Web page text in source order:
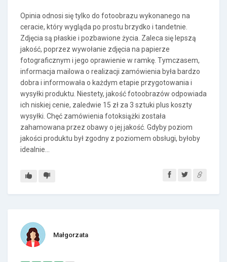
Opinia odnosi się tylko do fotoobrazu wykonanego na
ceracie, który wygląda po prostu brzydko i tandetnie.
Zdjęcia są płaskie i pozbawione życia. Zaleca się lepszą
jakość, poprzez wywołanie zdjęcia na papierze
fotograficznym i jego oprawienie w ramkę. Tymczasem,
informacja mailowa o realizacji zamówienia była bardzo
dobra i informowała o każdym etapie przygotowania i
wysyłki produktu. Niestety, jakość fotoobrazów odpowiada
ich niskiej cenie, zaledwie 15 zł za 3 sztuki plus koszty
wysyłki. Chęć zamówienia fotoksiążki została
zahamowana przez obawy o jej jakość. Gdyby poziom
jakości produktu był zgodny z poziomem obsługi, byłoby
idealnie...
Małgorzata